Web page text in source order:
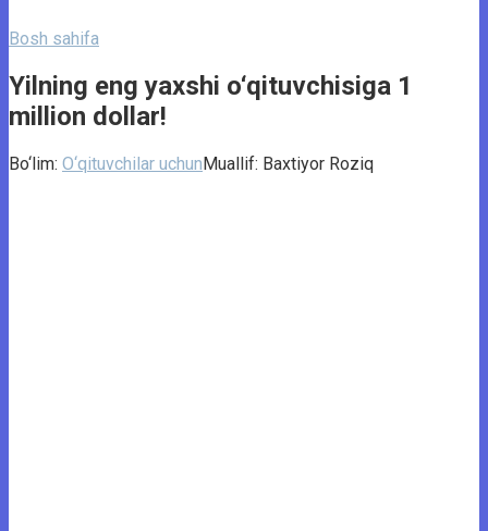
Bosh sahifa
Yilning eng yaxshi o‘qituvchisiga 1
million dollar!
Bo‘lim: O‘qituvchilar uchunMuallif: Baxtiyor Roziq